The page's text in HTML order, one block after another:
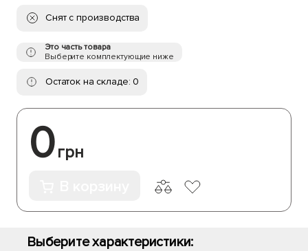
Снят с производства
Это часть товара
Выберите комплектующие ниже
Остаток на складе: 0
0грн
Выберите характеристики: